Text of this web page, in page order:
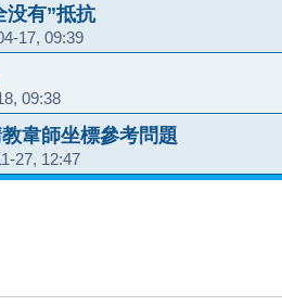
没有”抵抗
17, 09:39
09:38
教韋師坐標參考問題
27, 12:47